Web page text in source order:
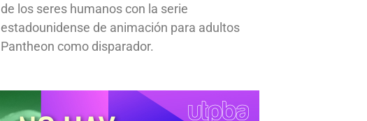
de los seres humanos con la serie
estadounidense de animación para adultos
Pantheon como disparador.